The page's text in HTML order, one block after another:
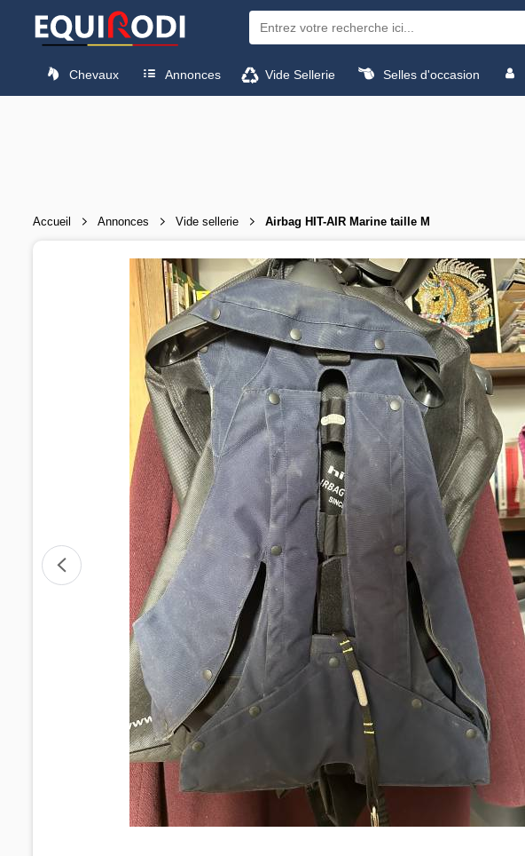
Chevaux Annonces Vide Sellerie Selles d'occasion
Accueil Annonces Vide sellerie Airbag HIT-AIR Marine taille M